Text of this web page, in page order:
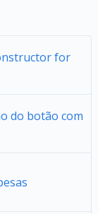
for
do botão com